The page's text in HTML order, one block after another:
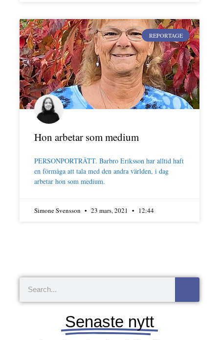
REPORTAGE
Hon arbetar som medium
PERSONPORTRÄTT. Barbro Eriksson har alltid haft
en förmåga att tala med den andra världen, i dag
arbetar hon som medium.
Simone Svensson 23 mars, 2021 12:44
Senaste nytt